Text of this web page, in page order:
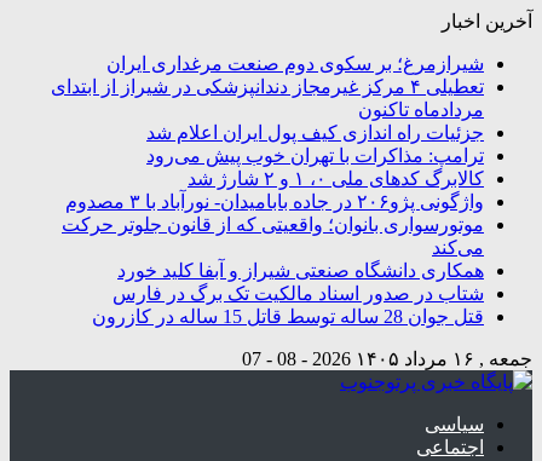
آخرین اخبار
شیرازمرغ؛ بر سکوی دوم صنعت مرغداری ایران
تعطیلی ۴ مرکز غیرمجاز دندانپزشکی در شیراز از ابتدای
مردادماه تاکنون
جزئیات راه اندازی کیف پول ایران اعلام شد
ترامپ: مذاکرات با تهران خوب پیش می‌رود
کالابرگ کدهای ملی ۰، ۱ و ۲ شارژ شد
واژگونی پژو۲۰۶ در جاده بابامیدان- نورآباد با ۳ مصدوم
موتورسواری بانوان؛ واقعیتی که از قانون جلوتر حرکت
می‌کند
همکاری دانشگاه صنعتی شیراز و آبفا کلید خورد
شتاب در صدور اسناد مالکیت تک برگ در فارس
قتل جوان 28 ساله توسط قاتل 15 ساله در کازرون
جمعه , ۱۶ مرداد ۱۴۰۵ 2026 - 08 - 07
سیاسی
اجتماعی